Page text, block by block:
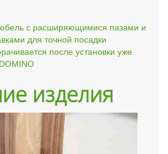
с расширяющимися пазами и
для точной посадки
после установки уже
изделия